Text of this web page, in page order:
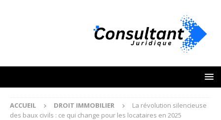
ACCUEIL DROIT IMMOBILIER
La révolution silencieuse
des baux civils : ce qui change pour les locataires en 2025